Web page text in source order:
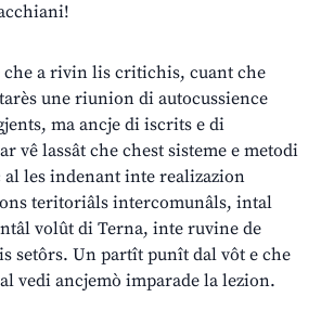
a rivin lis critichis, cuant che
une riunion di autocussience
ma ancje di iscrits e di
vê lassât che chest sisteme e metodi
les indenant inte realizazion
teritoriâls intercomunâls, intal
volût di Terna, inte ruvine de
setôrs. Un partît punît dal vôt e che
vedi ancjemò imparade la lezion.